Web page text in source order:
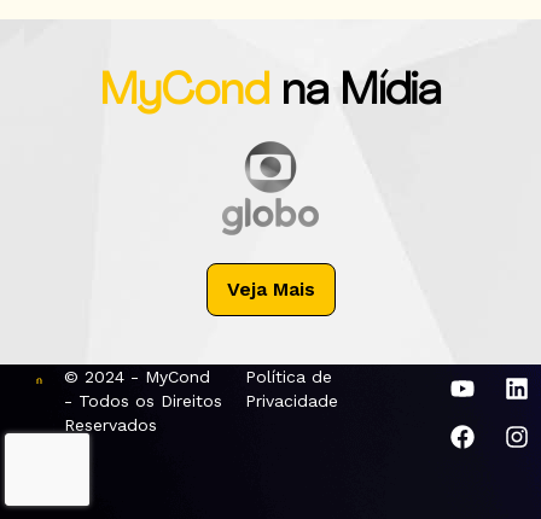
MyCond na Mídia
Veja Mais
© 2024 - MyCond
- Todos os Direitos
Reservados
Política de
Privacidade